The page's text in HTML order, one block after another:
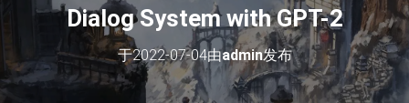
Dialog System with GPT-2
于2022-07-04由admin发布